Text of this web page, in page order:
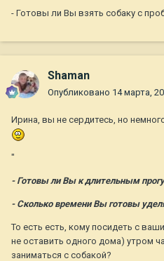
- Готовы ли Вы взять собаку с
Shaman
Опубликовано 14 марта,
Ирина, вы не сердитесь, но
"
- Готовы ли Вы к длительным
- Сколько времени Вы готовы
То есть есть, кому посидеть с
не оставить одного дома) утром
заниматься с собакой?